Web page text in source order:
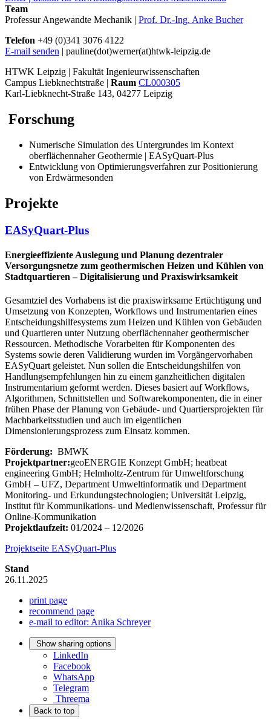
Team
Professur Angewandte Mechanik | Prof. Dr.-Ing. Anke Bucher
Telefon +49 (0)341 3076 4122
E-mail senden | pauline(dot)werner(at)htwk-leipzig.de
HTWK Leipzig | Fakultät Ingenieurwissenschaften
Campus Liebknechtstraße | Raum CL000305
Karl-Liebknecht-Straße 143, 04277 Leipzig
Forschung
Numerische Simulation des Untergrundes im Kontext
oberflächennaher Geothermie | EASyQuart-Plus
Entwicklung von Optimierungsverfahren zur Positionierung
von Erdwärmesonden
Projekte
EASyQuart-Plus
Energieeffiziente Auslegung und Planung dezentraler
Versorgungsnetze zum geothermischen Heizen und Kühlen von
Stadtquartieren – Digitalisierung und Praxiswirksamkeit
Gesamtziel des Vorhabens ist die praxiswirksame Ertüchtigung und
Umsetzung von Konzepten, Workflows und Instrumentarien eines
Entscheidungshilfesystems zum Heizen und Kühlen von Gebäuden
und Quartieren unter Nutzung oberflächennaher geothermischer
Ressourcen. Methodische Vorarbeiten für Komponenten des
Systems sowie deren Validierung wurden im Vorgängervorhaben
EASyQuart geleistet. Nun sollen die Entscheidungshilfen von
Handlungsempfehlungen hin zu einem ganzheitlichen digitalen
Instrumentarium geformt werden. Dieses basiert auf Workflows,
Algorithmen, Schnittstellen und Softwarekomponenten, die in einer
frühen Phase der Planung von Gebäude- und Quartiersprojekten für
Machbarkeitsstudien und auch im eigentlichen
Dimensionierungsprozess zum Einsatz kommen.
Förderung: BMWK
Projektpartner:geoENERGIE Konzept GmbH; heatbeat
engineering GmbH; Helmholtz-Zentrum für Umweltforschung
GmbH – UFZ, Department Umweltinformatik und Department
Monitoring- und Erkundungstechnologien; Universität Leipzig,
Institut für Kommunikations- und Medienwissenschaft, Professur für
Online-Kommunikation
Projektlaufzeit: 01/2024 – 12/2026
Projektseite EASyQuart-Plus
Stand
26.11.2025
print page
recommend page
e-mail to editor: Anika Schreyer
Show sharing options
LinkedIn
Facebook
WhatsApp
Telegram
Threema
Back to top